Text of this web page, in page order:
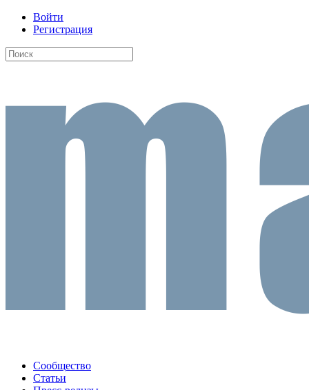
Войти
Регистрация
Сообщество
Статьи